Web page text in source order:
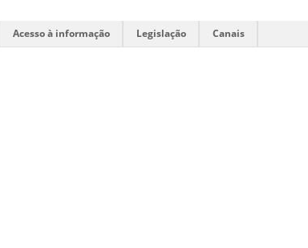
Acesso à informação Legislação Canais